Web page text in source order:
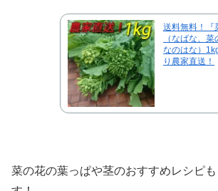
送料無料！『
（なばな、菜
なのはな）
り農家直送！
菜の花の葉っぱや茎のおすすめレシピ